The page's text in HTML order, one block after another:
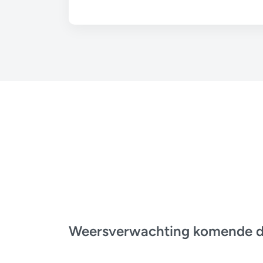
Weersverwachting komende